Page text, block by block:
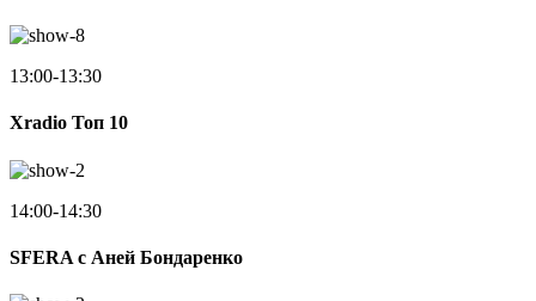
13:00-13:30
Xradio Топ 10
14:00-14:30
SFERA с Аней Бондаренко